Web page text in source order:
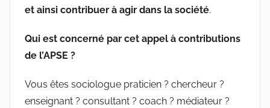
et ainsi contribuer à agir dans la société.
Qui est concerné par cet appel à contributions
de l’APSE ?
Vous êtes sociologue praticien ? chercheur ?
enseignant ? consultant ? coach ? médiateur ?